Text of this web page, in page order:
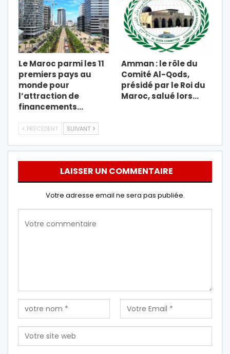
Le Maroc parmi les 11
premiers pays au
monde pour
l’attraction de
financements…
Amman : le rôle du
Comité Al-Qods,
présidé par le Roi du
Maroc, salué lors…
PRÉCÉDENT SUIVANT
LAISSER UN COMMENTAIRE
Votre adresse email ne sera pas publiée.